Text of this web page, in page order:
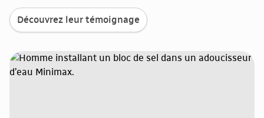
Découvrez leur témoignage